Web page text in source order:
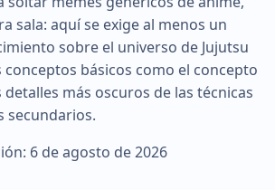
sala: aquí se exige al menos un
sobre el universo de Jujutsu
conceptos básicos como el concepto
más oscuros de las técnicas
secundarios.
6 de agosto de 2026